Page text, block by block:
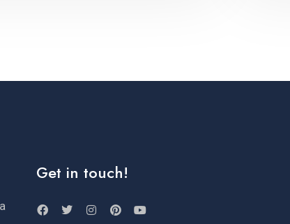
Get in touch!